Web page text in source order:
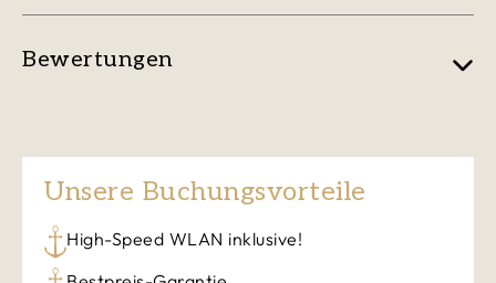
Bewertungen
Unsere Buchungsvorteile
High-Speed WLAN inklusive!